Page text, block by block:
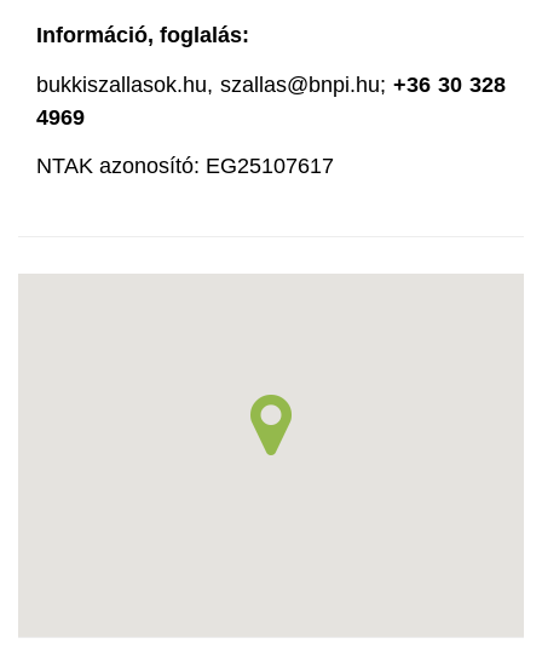
Információ, foglalás:
bukkiszallasok.hu, szallas@bnpi.hu; +36 30 328
4969
NTAK azonosító: EG25107617